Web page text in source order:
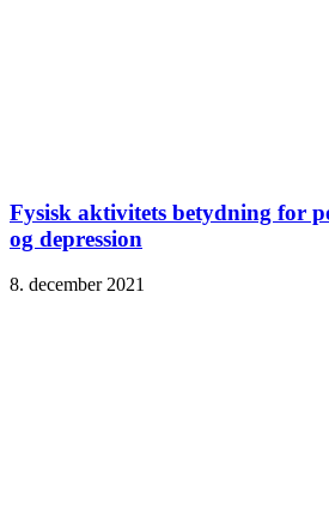
Fysisk aktivitets betydning for
og depression
8. december 2021